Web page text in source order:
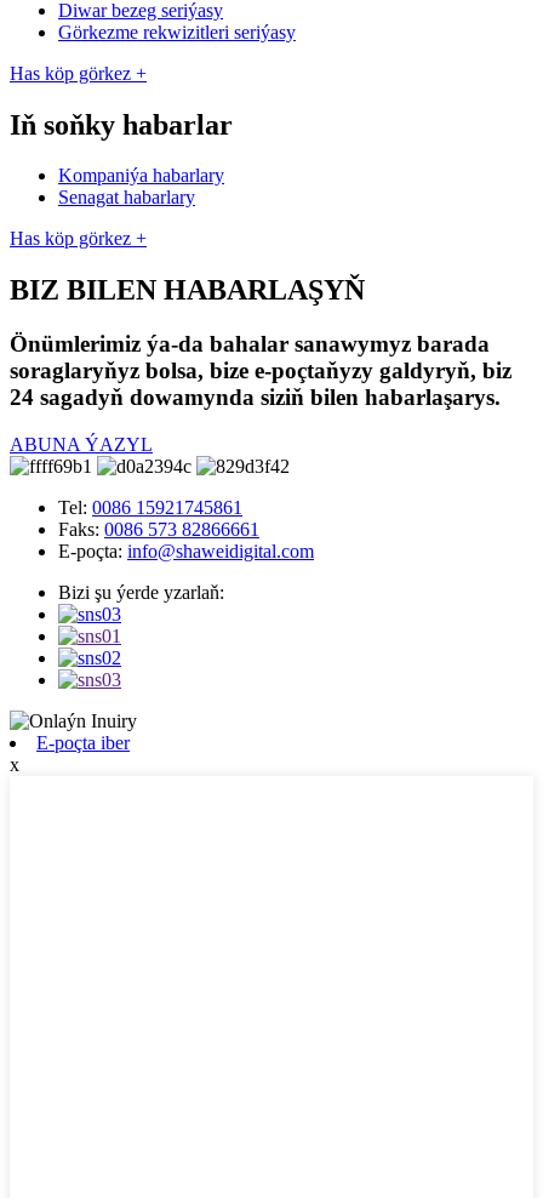
Diwar bezeg seriýasy
Görkezme rekwizitleri seriýasy
Has köp görkez +
Iň soňky habarlar
Kompaniýa habarlary
Senagat habarlary
Has köp görkez +
BIZ BILEN HABARLAŞYŇ
Önümlerimiz ýa-da bahalar sanawymyz barada
soraglaryňyz bolsa, bize e-poçtaňyzy galdyryň, biz
24 sagadyň dowamynda siziň bilen habarlaşarys.
ABUNA ÝAZYL
Tel: 0086 15921745861
Faks: 0086 573 82866661
E-poçta: info@shaweidigital.com
Bizi şu ýerde yzarlaň:
E-poçta iber
x